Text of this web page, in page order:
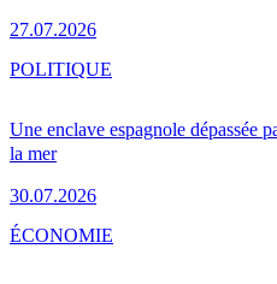
27.07.2026
Une enclave espagnole dépassée
la mer
30.07.2026
POLITIQUE
ÉCONOMIE